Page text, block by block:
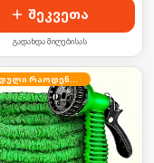
შეკვეთა
გადახდა მიღებისას
შეზღუდული რაოდენობა